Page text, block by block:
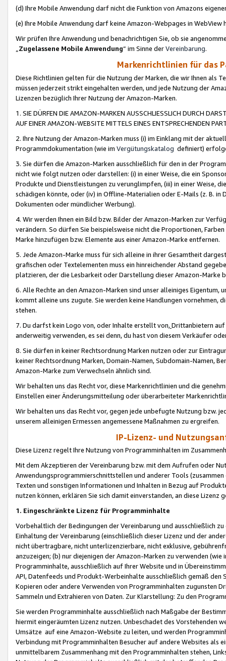
(d) Ihre Mobile Anwendung darf nicht die Funktion von Amazons
(e) Ihre Mobile Anwendung darf keine Amazon-Webpages in WebView
Wir prüfen Ihre Anwendung und benachrichtigen Sie, ob sie
„Zugelassene Mobile Anwendung“ im Sinne derVereinbarung.
Markenrichtlinien für das
Diese Richtlinien gelten für die Nutzung der Marken, die wir Ihnen als
müssen jederzeit strikt eingehalten werden, und jede Nutzung der
Lizenzen bezüglich Ihrer Nutzung der Amazon-Marken.
1. SIE DÜRFEN DIE AMAZON-MARKEN AUSSCHLIESSLICH DURCH
AUF EINER AMAZON-WEBSITE MITTELS EINES ENTSPRECHENDEN
2. Ihre Nutzung der Amazon-Marken muss (i) im Einklang mit der
Programmdokumentation (wie im Vergütungskatalog definiert)
3. Sie dürfen die Amazon-Marken ausschließlich für den in der
nicht wie folgt nutzen oder darstellen: (i) in einer Weise, die ein
Produkte und Dienstleistungen zu verunglimpfen, (iii) in einer Weise,
schädigen könnte, oder (iv) in Offline-Materialien oder E-Mails (z. B. in
Dokumenten oder mündlicher Werbung).
4. Wir werden Ihnen ein Bild bzw. Bilder der Amazon-Marken zur
verändern. So dürfen Sie beispielsweise nicht die Proportionen,
Marke hinzufügen bzw. Elemente aus einer Amazon-Marke entfernen.
5. Jede Amazon-Marke muss für sich alleine in ihrer Gesamtheit
grafischen oder Textelementen muss ein hinreichender Abstand
platzieren, der die Lesbarkeit oder Darstellung dieser Amazon-Marke
6. Alle Rechte an den Amazon-Marken sind unser alleiniges
kommt alleine uns zugute. Sie werden keine Handlungen vornehmen,
stehen.
7. Du darfst kein Logo von, oder Inhalte erstellt von,Drittanbietern auf
anderweitig verwenden, es sei denn, du hast von diesem Verkäufer
8. Sie dürfen in keiner Rechtsordnung Marken nutzen oder zur
keiner Rechtsordnung Marken, Domain-Namen, Subdomain-Namen,
Amazon-Marke zum Verwechseln ähnlich sind.
Wir behalten uns das Recht vor, diese Markenrichtlinien und die
Einstellen einer Änderungsmitteilung oder überarbeiteter
Wir behalten uns das Recht vor, gegen jede unbefugte Nutzung bzw.
unserem alleinigen Ermessen angemessene Maßnahmen zu ergreifen.
IP-Lizenz- und
Diese Lizenz regelt Ihre Nutzung von Programminhalten im
Mit dem Akzeptieren der Vereinbarung bzw. mit dem Aufrufen oder
Anwendungsprogrammierschnittstellen und anderer Tools (zusammen
Texten und sonstigen Informationen und Inhalten in Bezug auf
nutzen können, erklären Sie sich damit einverstanden, an diese Lizenz
1. Eingeschränkte Lizenz für Programminhalte
Vorbehaltlich der Bedingungen der Vereinbarung und ausschließlich
Einhaltung der Vereinbarung (einschließlich dieser Lizenz und der
nicht übertragbare, nicht unterlizenzierbare, nicht exklusive,
anzuzeigen; (b) nur diejenigen der Amazon-Marken zu verwenden
Programminhalte, ausschließlich auf Ihrer Website und in
API, Datenfeeds und Produkt-Werbeinhalte ausschließlich gemäß
Kopieren oder andere Verwenden von Programminhalten zugunsten
Sammeln und Extrahieren von Daten. Zur Klarstellung: Zu den
Sie werden Programminhalte ausschließlich nach Maßgabe der
hiermit eingeräumten Lizenz nutzen. Unbeschadet des Vorstehenden
Umsätze auf eine Amazon-Website zu leiten, und werden
Verbindung mit Programminhalten Besucher auf andere Websites als
unmittelbarem Zusammenhang mit den Programminhalten stehen,